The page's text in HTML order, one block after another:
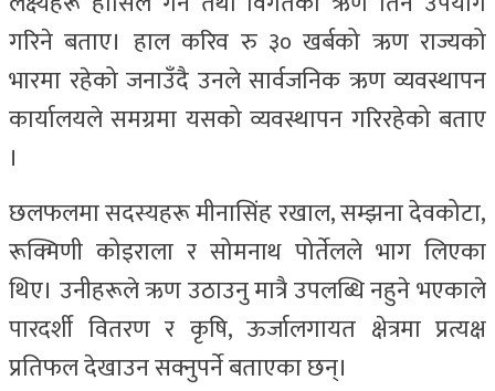
गरिने बताए। हाल करिव रु ३० खर्बको ऋण राज्यको
भारमा रहेको जनाउँदै उनले सार्वजनिक ऋण व्यवस्थापन
कार्यालयले समग्रमा यसको व्यवस्थापन गरिरहेको बताए
।
छलफलमा सदस्यहरू मीनासिंह रखाल, सम्झना देवकोटा,
रूक्मिणी कोइराला र सोमनाथ पोर्तेलले भाग लिएका
थिए। उनीहरूले ऋण उठाउनु मात्रै उपलब्धि नहुने भएकाले
पारदर्शी वितरण र कृषि, ऊर्जालगायत क्षेत्रमा प्रत्यक्ष
प्रतिफल देखाउन सक्नुपर्ने बताएका छन्।